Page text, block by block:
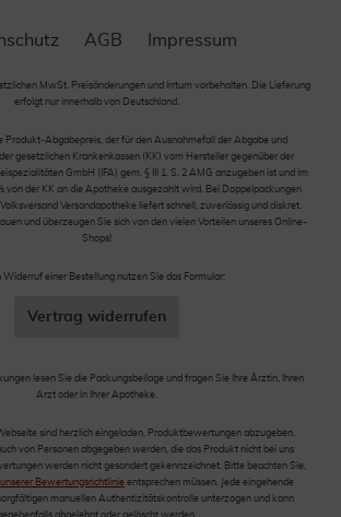
AGB Impressum
MwSt. Preisänderungen und Irrtum vorbehalten. Die Lieferung
erfolgt nur innerhalb von Deutschland.
Produkt-Abgabepreis, der für den Ausnahmefall der Abgabe und
gesetzlichen Krankenkassen (KK) vom Hersteller gegenüber der
GmbH (IFA) gem. § III 1, S. 2 AMG anzugeben ist und im
von der KK an die Apotheke ausgezahlt wird. Bei Doppelpackungen
Versandapotheke liefert schnell, zuverlässig und diskret.
und überzeugen Sie sich von den vielen Vorteilen unseres Online-
Shops!
Widerruf einer Bestellung nutzen Sie das Formular:
Vertrag widerrufen
lesen Sie die Packungsbeilage und fragen Sie Ihre Ärztin, Ihren
Arzt oder in Ihrer Apotheke.
sind herzlich eingeladen, Produktbewertungen abzugeben.
von Personen abgegeben werden, die das Produkt nicht bei uns
werden nicht gesondert gekennzeichnet. Bitte beachten Sie,
unserer Bewertungsrichtlinie entsprechen müssen. Jede eingehende
manuellen Authentizitätskontrolle unterzogen und kann